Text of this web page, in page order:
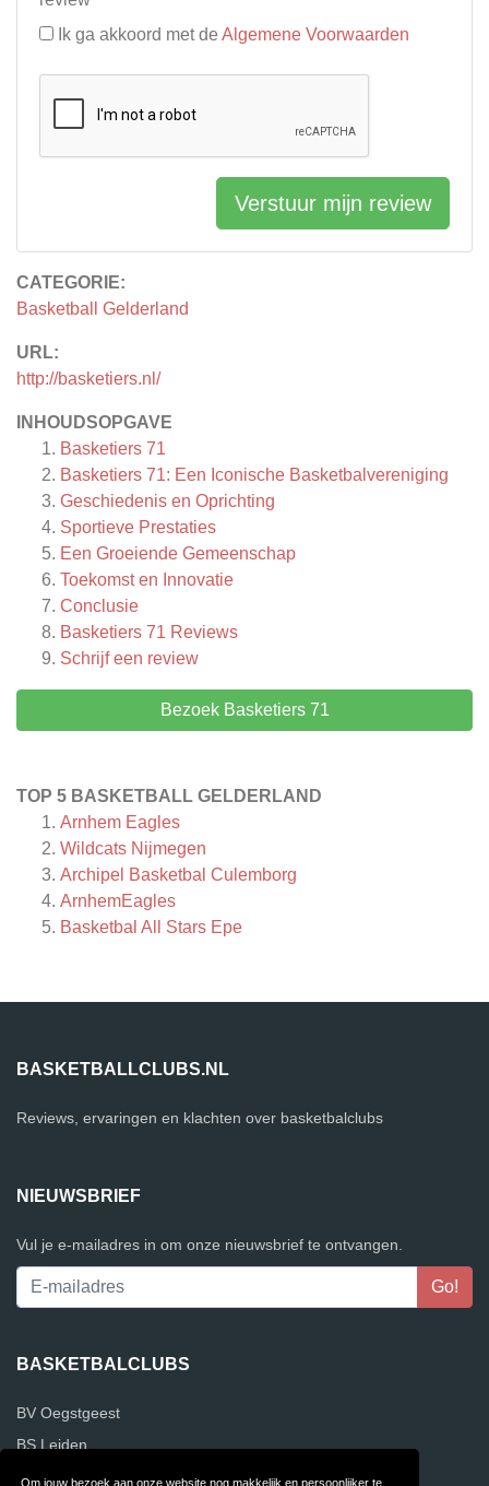
Om jouw bezoek aan onze website nog makkelijk en persoonlijker te
CATEGORIE:
Basketball Gelderland
URL:
http://basketiers.nl/
INHOUDSOPGAVE
Basketiers 71
Basketiers 71: Een Iconische Basketbalvereniging
Geschiedenis en Oprichting
Sportieve Prestaties
Een Groeiende Gemeenschap
Toekomst en Innovatie
Conclusie
Basketiers 71 Reviews
Schrijf een review
Bezoek Basketiers 71
TOP 5 BASKETBALL GELDERLAND
Arnhem Eagles
Wildcats Nijmegen
Archipel Basketbal Culemborg
ArnhemEagles
Basketbal All Stars Epe
Ik ga akkoord met de Algemene Voorwaarden
Verstuur mijn review
BASKETBALLCLUBS.NL
Reviews, ervaringen en klachten over basketbalclubs
NIEUWSBRIEF
Vul je e-mailadres in om onze nieuwsbrief te ontvangen.
BASKETBALCLUBS
BV Oegstgeest
BS Leiden